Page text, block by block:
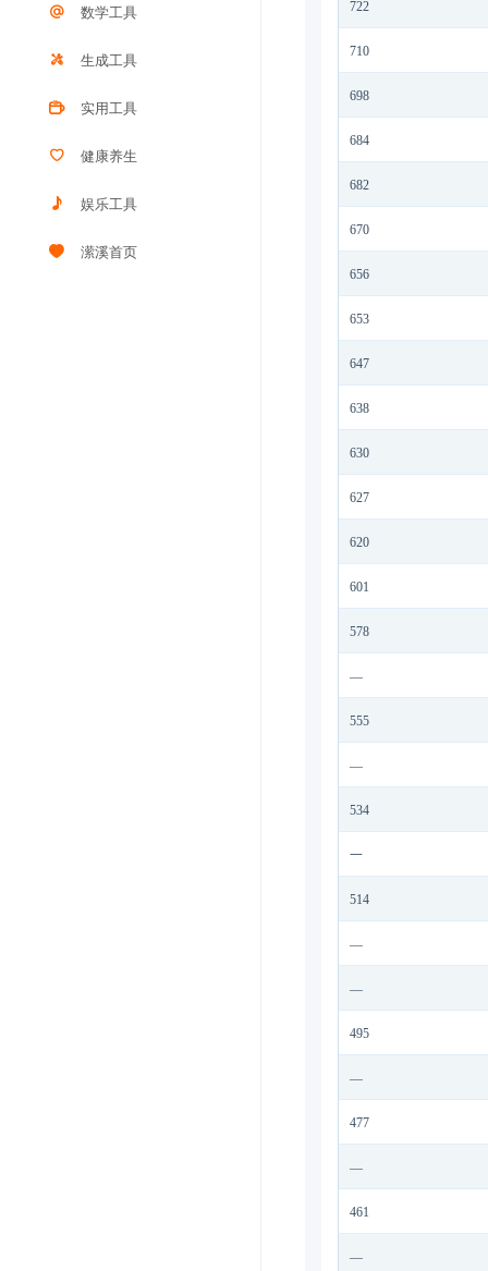
数学工具
生成工具
实用工具
健康养生
娱乐工具
潆溪首页
722
710
698
684
682
670
656
653
647
638
630
627
620
601
578
—
555
—
534
一
514
—
—
495
—
477
—
461
—